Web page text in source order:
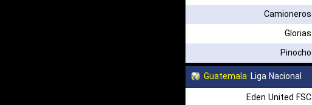
Camioneros
Glorias
Pinocho
Guatemala Liga Nacional
Eden United FSC